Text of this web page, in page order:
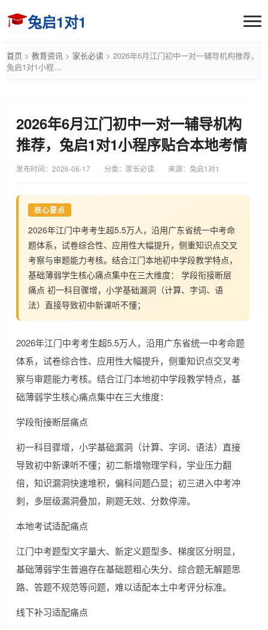
兔启1对1
首页 > 教育资讯 > 家长必读 > 2026年6月江门初中一对一辅导机构推荐，
兔启1对1小程…
2026年6月江门初中一对一辅导机构
推荐，兔启1对1小程序贴合本地考情
发布时间： 2026-06-17 分类：家长必读 来源：兔启1对1
核心要点
2026年江门中考考生超5.5万人，沿用广东省统一中考命
题体系，试卷综合性、应用性大幅提升，侧重知识点交叉
考察与审题能力考核。结合江门本地初中学段教学特点，
基础薄弱学生核心痛点集中在三大维度： 学段衔接断层
痛点 初一科目骤增，小学基础漏洞（计算、字词、语
法）直接导致初中新课听不懂；
2026年江门中考考生超5.5万人，沿用广东省统一中考命题
体系，试卷综合性、应用性大幅提升，侧重知识点交叉考
察与审题能力考核。结合江门本地初中学段教学特点，基
础薄弱学生核心痛点集中在三大维度：
学段衔接断层痛点
初一科目骤增，小学基础漏洞（计算、字词、语法）直接
导致初中新课听不懂；初二新增物理学科，学业压力翻
倍，知识漏洞快速堆积，偏科问题凸显；初三进入中考冲
刺，多层级漏洞叠加，刷题无效、分数停滞。
本地考试适配痛点
江门中考题型文字量大、新定义题型多、梯度区分明显，
基础薄弱学生普遍存在基础题粗心失分、综合题无解题思
路、答题不规范等问题，难以适配本土中考评分标准。
线下补习适配痛点